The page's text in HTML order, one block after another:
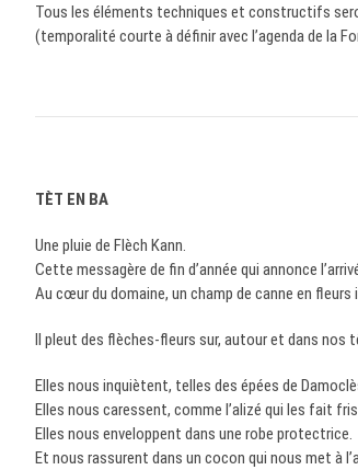
Tous les éléments techniques et constructifs
(temporalité courte à définir avec l’agenda de la
TÈT EN BA
Une pluie de Flèch Kann.
Cette messagère de fin d’année qui annonce
Au cœur du domaine, un champ de canne en fleurs
Il pleut des flèches-fleurs sur, autour et dans nos
Elles nous inquiètent, telles des épées de
Elles nous caressent, comme l’alizé qui les fait
Elles nous enveloppent dans une robe protectrice.
Et nous rassurent dans un cocon qui nous met à